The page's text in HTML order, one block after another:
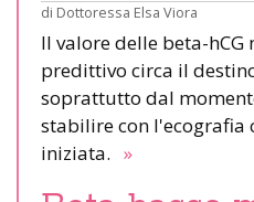
di Dottoressa Elsa Viora
Il valore delle beta-hCG
predittivo circa il
soprattutto dal
stabilire con l'ecografia
iniziata. »